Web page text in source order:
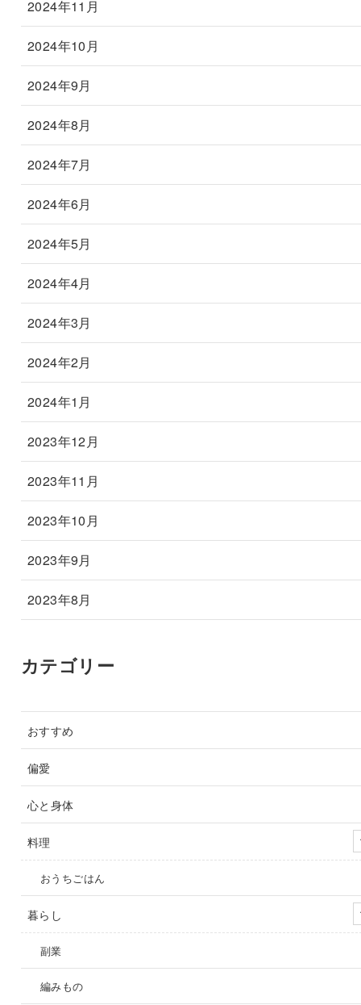
2024年11月
2024年10月
2024年9月
2024年8月
2024年7月
2024年6月
2024年5月
2024年4月
2024年3月
2024年2月
2024年1月
2023年12月
2023年11月
2023年10月
2023年9月
2023年8月
カテゴリー
おすすめ
偏愛
心と身体
料理
おうちごはん
暮らし
副業
編みもの